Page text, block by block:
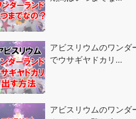
アビスリウムのワンダ
でウサギヤドカリ…
アビスリウムのワンダ